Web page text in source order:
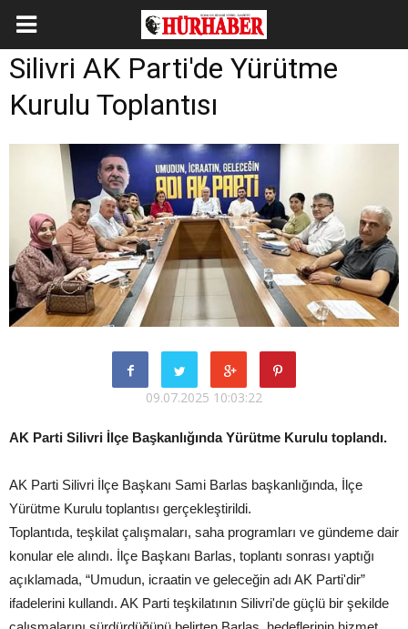
Silivri AK Parti'de Yürütme
Kurulu Toplantısı
09.07.2025 10:03:22
AK Parti Silivri İlçe Başkanlığında Yürütme Kurulu toplandı.
AK Parti Silivri İlçe Başkanı Sami Barlas başkanlığında, İlçe
Yürütme Kurulu toplantısı gerçekleştirildi.
Toplantıda, teşkilat çalışmaları, saha programları ve gündeme dair
konular ele alındı. İlçe Başkanı Barlas, toplantı sonrası yaptığı
açıklamada, “Umudun, icraatin ve geleceğin adı AK Parti'dir”
ifadelerini kullandı. AK Parti teşkilatının Silivri'de güçlü bir şekilde